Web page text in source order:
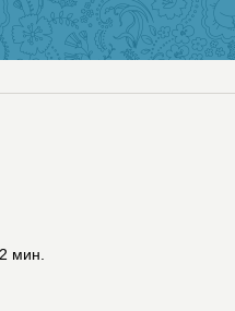
мин.